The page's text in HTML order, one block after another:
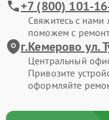
+7 (800) 101-
Свяжитесь с
поможем с
г.Кемерово ул.
Центральный
Привозите
оформляйте